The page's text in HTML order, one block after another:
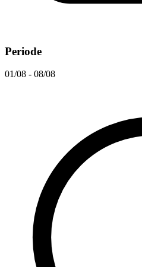
Periode
01/08 - 08/08